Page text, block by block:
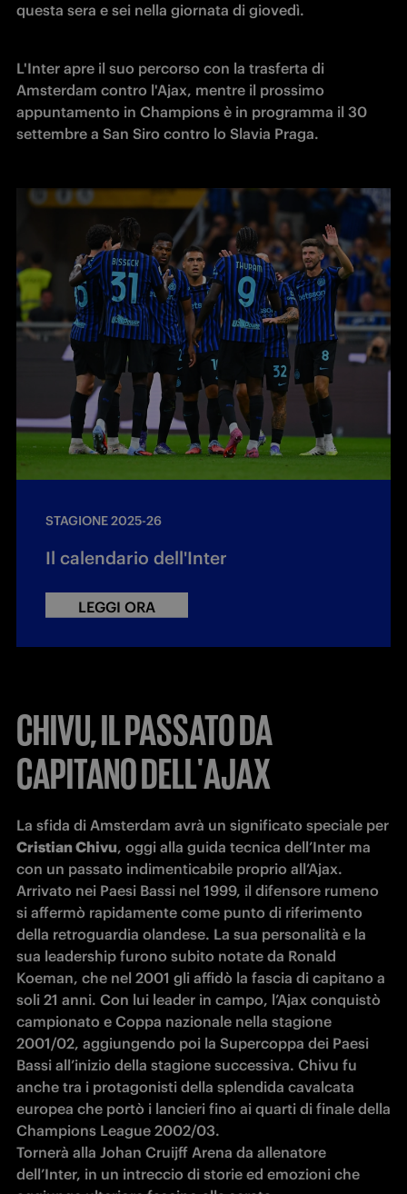
questa sera e sei nella giornata di giovedì.
L'Inter apre il suo percorso con la trasferta di
Amsterdam contro l'Ajax, mentre il prossimo
appuntamento in Champions è in programma il 30
settembre a San Siro contro lo Slavia Praga.
STAGIONE 2025-26
Il calendario dell'Inter
LEGGI ORA
CHIVU, IL PASSATO DA
CAPITANO DELL'AJAX
Cristian Chivu, oggi alla guida tecnica dell’Inter ma
con un passato indimenticabile proprio all’Ajax.
Arrivato nei Paesi Bassi nel 1999, il difensore rumeno
si affermò rapidamente come punto di riferimento
della retroguardia olandese. La sua personalità e la
sua leadership furono subito notate da Ronald
Koeman, che nel 2001 gli affidò la fascia di capitano a
soli 21 anni. Con lui leader in campo, l’Ajax conquistò
campionato e Coppa nazionale nella stagione
2001/02, aggiungendo poi la Supercoppa dei Paesi
Bassi all’inizio della stagione successiva. Chivu fu
anche tra i protagonisti della splendida cavalcata
europea che portò i lancieri fino ai quarti di finale della
Champions League 2002/03.
Tornerà alla Johan Cruijff Arena da allenatore
dell’Inter, in un intreccio di storie ed emozioni che